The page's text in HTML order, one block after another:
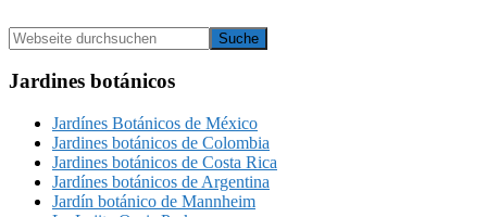
Seitenspalte
Webseite
durchsuchen
Jardines botánicos
Jardínes Botánicos de México
Jardines botánicos de Colombia
Jardines botánicos de Costa Rica
Jardínes botánicos de Argentina
Jardín botánico de Mannheim